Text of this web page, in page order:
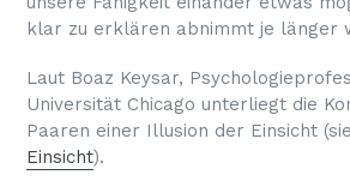
klar zu erklären abnimmt je länger
Laut Boaz Keysar,
Universität Chicago unterliegt die
Paaren einer Illusion der Einsicht
Einsicht).